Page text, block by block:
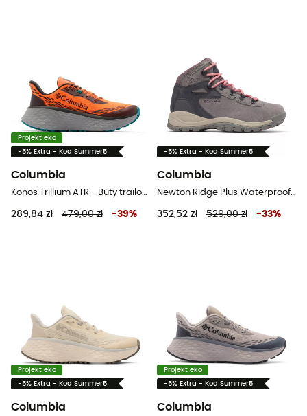
Projekt eko
-5% Extra - Kod Summer5
Columbia
289,84 zł 479,00 zł -39%
-5% Extra - Kod Summer5
Columbia
352,52 zł 529,00 zł -33%
Projekt eko
-5% Extra - Kod Summer5
Columbia
Projekt eko
-5% Extra - Kod Summer5
Columbia